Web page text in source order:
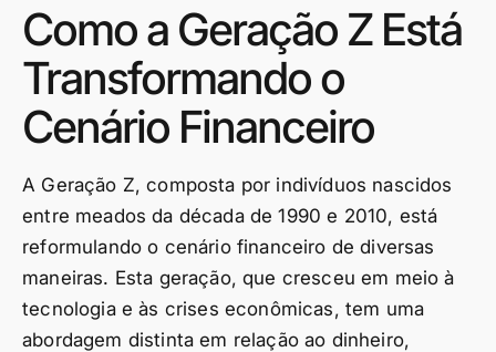
Como a Geração Z Está
Transformando o
Cenário Financeiro
A Geração Z, composta por indivíduos nascidos
entre meados da década de 1990 e 2010, está
reformulando o cenário financeiro de diversas
maneiras. Esta geração, que cresceu em meio à
tecnologia e às crises econômicas, tem uma
abordagem distinta em relação ao dinheiro,